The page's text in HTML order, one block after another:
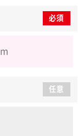
必須
任意